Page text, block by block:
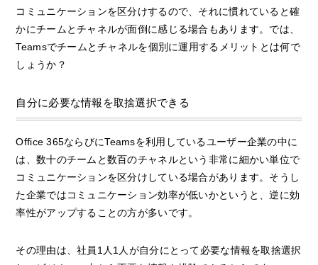
コミュニケーションを区分けするので、それに慣れていると確
かにチームとチャネルが面倒に感じる場合もあります。では、
Teamsでチームとチャネルを個別に運用するメリットとは何で
しょうか？
自分に必要な情報を取捨選択できる
Office 365ならびにTeamsを利用しているユーザー企業の中に
は、数十のチームと数百のチャネルという非常に細かい単位で
コミュニケーションを区分けしている場合があります。そうし
た企業ではコミュニケーション効率が低いかというと、逆に効
率性がアップすることの方が多いです。
その理由は、社員1人1人が自分にとって必要な情報を取捨選択